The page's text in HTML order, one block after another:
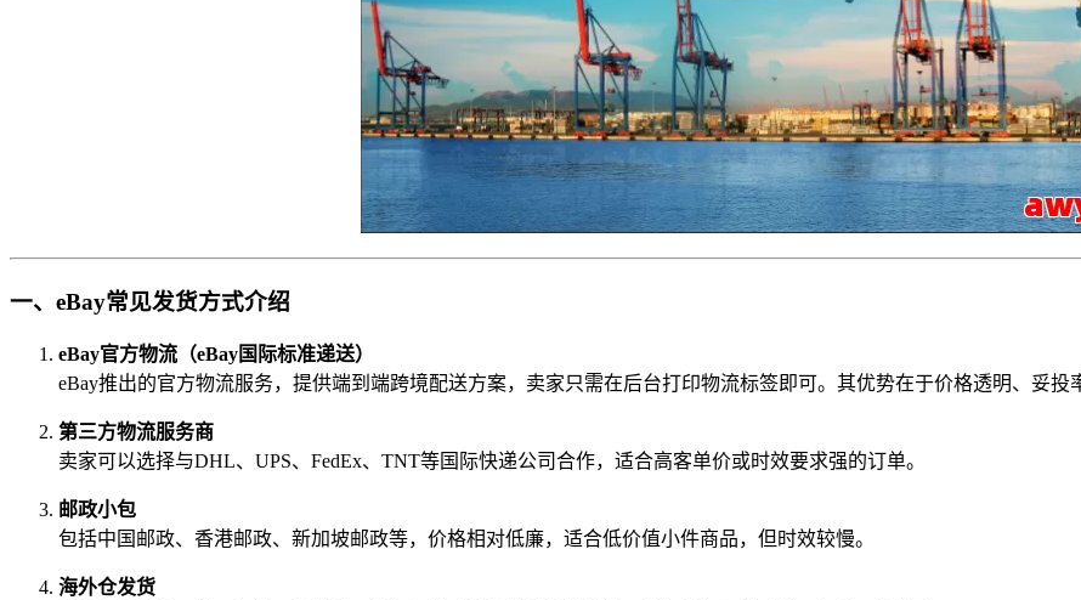
一、eBay常见发货方式介绍
eBay官方物流（eBay国际标准递送）
eBay推出的官方物流服务，提供端到端跨境配送方案，卖家只需在后台打印物流标签即可。其优势在于价格透明、妥投
第三方物流服务商
卖家可以选择与DHL、UPS、FedEx、TNT等国际快递公司合作，适合高客单价或时效要求强的订单。
邮政小包
包括中国邮政、香港邮政、新加坡邮政等，价格相对低廉，适合低价值小件商品，但时效较慢。
海外仓发货